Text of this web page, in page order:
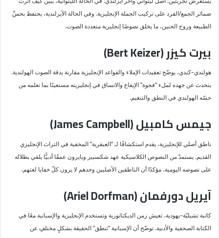
ضمائر الجمع/الفرد على تركيب الجملة الإنجليزية. وفي الحالة الأيرلندية، يحتفظ بحسِّ
الطبيعة وروح الحنين، ما يخلق نصوصًا إنجليزية متعددة الصوت.
بيرت كيزر (Bert Keizer)
هولندي–كندي، يوضّح تعقيدات الإملاء والقواعد الإنجليزية مقارنة بدقة الصوت الهولندية.
يتحدث عن جهده لملء “فجوة” الإيقاع والاتساق في إنجليزيته مستعينًا بما تعلمه من
حسّه الهولندي في النطق والتنغيم.
جيمس كامبيل (James Campbell)
ناطق أصلي للإنجليزية، يقدم استكشافًا لـ “العبقرية” المخفية في التراث الإنجليزي
القديم. يستمدّ من النصوص الكلاسيكية عهد شكسبير وبايرون عمقًا أدبيًّا يلقي بظلاله
على نصوصه اليومية، مؤكدًا أن الناطقين الأصليين وحدهم لا يرون كلّ خفايا لغتهم.
آيريل دورفمان (Ariel Dorfman)
كاتبة تشيليّة–يهودية، تعيش زمن الديكتاتورية وتستخدم الإنجليزية والإسبانية معًا في
الكتابة الصحفية والأدبية. توضّح أن الإسبانية “تنطق” الحقيقة بشكلٍ مختلفٍ عن